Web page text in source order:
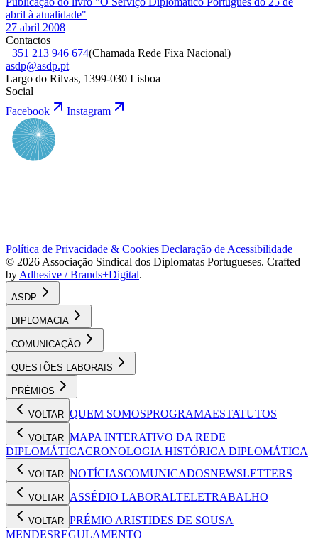
abril à atualidade"
27 abril 2008
Contactos
+351 213 946 674(Chamada Rede Fixa Nacional)
asdp@asdp.pt
Largo do Rilvas, 1399-030 Lisboa
Social
Facebook
Instagram
Política de Privacidade & Cookies|Declaração de Acessibilidade
© 2026 Associação Sindical dos Diplomatas Portugueses. Crafted
by Adhesive / Brands+Digital.
ASDP
DIPLOMACIA
COMUNICAÇÃO
QUESTÕES LABORAIS
PRÉMIOS
VOLTAR QUEM SOMOSPROGRAMAESTATUTOS
VOLTAR MAPA INTERATIVO DA REDE
DIPLOMÁTICACRONOLOGIA HISTÓRICA DIPLOMÁTICA
VOLTAR NOTÍCIASCOMUNICADOSNEWSLETTERS
VOLTAR ASSÉDIO LABORALTELETRABALHO
VOLTAR PRÉMIO ARISTIDES DE SOUSA
MENDESREGULAMENTO